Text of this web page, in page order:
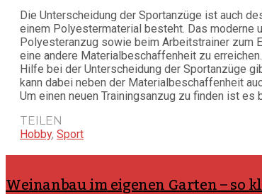
Die Unterscheidung der Sportanzüge ist auch
einem Polyestermaterial besteht. Das moderne
Polyesteranzug sowie beim Arbeitstrainer zum
eine andere Materialbeschaffenheit zu erreichen.
Hilfe bei der Unterscheidung der Sportanzüge
kann dabei neben der Materialbeschaffenheit
Um einen neuen Trainingsanzug zu finden ist
TEILEN
Hobby, Sport
Weinanbau im eigenen Garten – so